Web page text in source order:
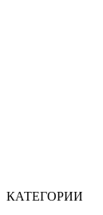
КАТЕГОРИИ